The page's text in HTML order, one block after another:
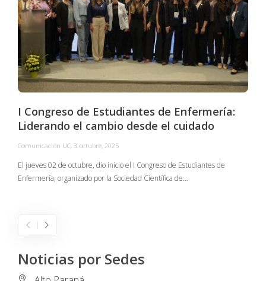
I Congreso de Estudiantes de Enfermería:
Liderando el cambio desde el cuidado
Comunicación UC, 3 octubre, 2025
El jueves 02 de octubre, dio inicio el I Congreso de Estudiantes de
Enfermería, organizado por la Sociedad Científica de…
Noticias por Sedes